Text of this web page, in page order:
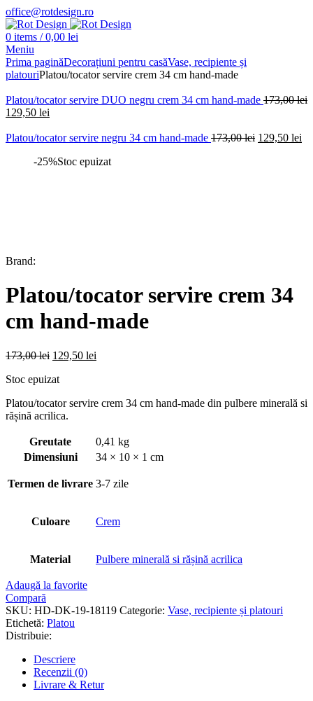
office@rotdesign.ro
0 items / 0,00 lei
Meniu
Prima paginăDecorațiuni pentru casăVase, recipiente și
platouriPlatou/tocator servire crem 34 cm hand-made
Platou/tocator servire DUO negru crem 34 cm hand-made 173,00lei
Prețul
a
173,00 lei.
129,50 lei
este:
Platou/tocator servire negru 34 cm hand-made 173,00lei Prețul
129,50 lei
-25%Stoc epuizat
Brand:
Platou/tocator servire crem 34
cm hand-made
173,00lei Prețul
a
173,00 lei.
129,50 lei
Stoc epuizat
Platou/tocator servire crem 34 cm hand-made din pulbere minerală si
rășină acrilica.
Greutate
0,41 kg
Dimensiuni
34 × 10 × 1 cm
Termen de livrare 3-7 zile
Culoare Crem
Material Pulbere minerală si rășină acrilica
Adaugă la favorite
Compară
SKU: HD-DK-19-18119 Categorie: Vase, recipiente și platouri
Etichetă: Platou
Distribuie:
Descriere
Recenzii (0)
Livrare & Retur